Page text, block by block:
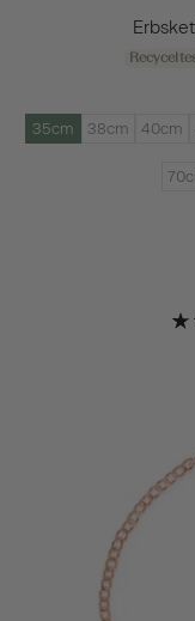
35cm 38cm 40cm